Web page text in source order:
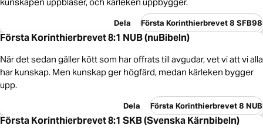
Dela Första Korinthierbrevet 8 SFB98
Första Korinthierbrevet 8:1 NUB (nuBibeln)
När det sedan gäller kött som har offrats till avgudar, vet vi att vi alla
har kunskap. Men kunskap ger högfärd, medan kärleken bygger
upp.
Dela Första Korinthierbrevet 8 NUB
Första Korinthierbrevet 8:1 SKB (Svenska Kärnbibeln)